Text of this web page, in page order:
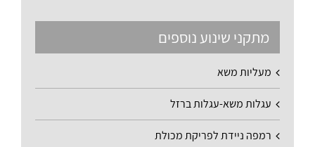
מתקני שינוע נוספים
מעליות משא
עגלות משא-עגלות ברזל
רמפה ניידת לפריקת מכולת